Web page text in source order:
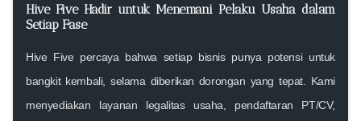
Hive Five Hadir untuk Menemani Pelaku Usaha dalam
Setiap Fase
Hive Five percaya bahwa setiap bisnis punya potensi untuk
bangkit kembali, selama diberikan dorongan yang tepat. Kami
menyediakan layanan legalitas usaha, pendaftaran PT/CV,